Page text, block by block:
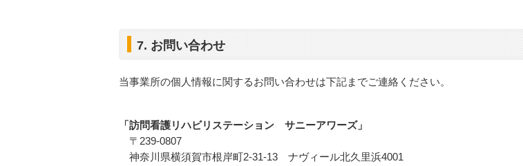
7. お問い合わせ
当事業所の個人情報に関するお問い合わせは下記までご連絡ください。
「訪問看護リハビリステーション サニーアワーズ」
〒239-0807
神奈川県横須賀市根岸町2-31-13 ナヴィール北久里浜4001